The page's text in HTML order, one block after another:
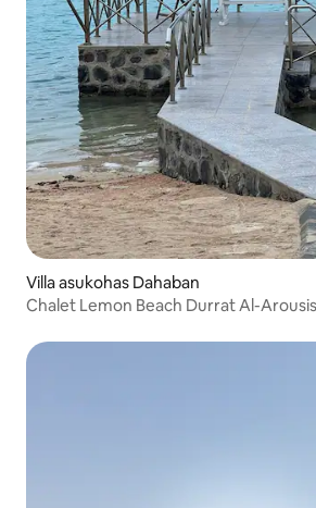
Villa asukohas Dahaban
Chalet Lemon Beach Durrat Al-